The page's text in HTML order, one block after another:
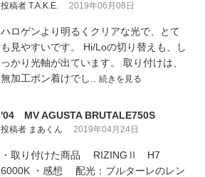
投稿者 T.A.K.E. 2019年06月08日
ハロゲンより明るくクリアな光で、とて
も見やすいです。 Hi/Loの切り替えも、し
っかり光軸が出ています。 取り付けは、
無加工ポン着けでし.. 続きを見る
'04 MV AGUSTA BRUTALE750S
投稿者 まあくん 2019年04月24日
・取り付けた商品 RIZINGⅡ H7
6000K ・感想 配光：ブルターレのレン